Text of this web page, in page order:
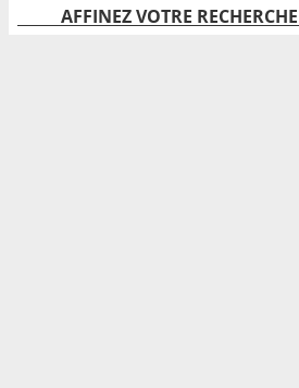
AFFINEZ VOTRE RECHERCHE